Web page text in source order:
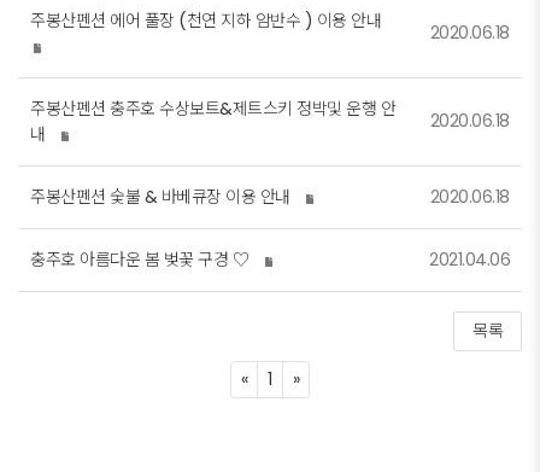
주봉산펜션 에어 풀장 (천연 지하 암반수 ) 이용 안내 2020.06.18
주봉산펜션 충주호 수상보트&제트스키 정박및 운행 안
내
2020.06.18
주봉산펜션 숯불 & 바베큐장 이용 안내 2020.06.18
충주호 아름다운 봄 벚꽃 구경 ♡ 2021.04.06
목록
«Previous
1 »Next